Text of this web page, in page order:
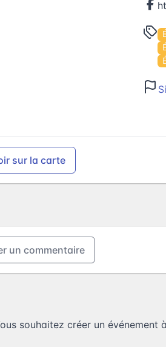
sur la carte
un commentaire
souhaitez créer un événement